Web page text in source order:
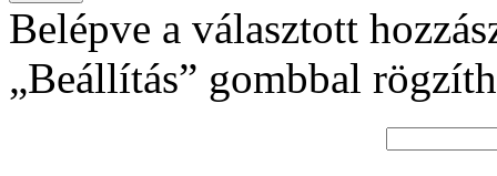
Belépve a választott
„Beállítás” gombbal